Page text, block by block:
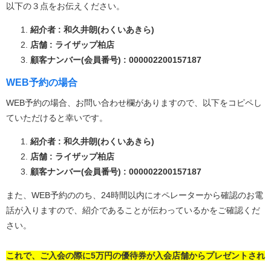
以下の３点をお伝えください。
紹介者 : 和久井朗(わくいあきら)
店舗 : ライザップ柏店
顧客ナンバー(会員番号) : 000002200157187
WEB予約の場合
WEB予約の場合、お問い合わせ欄がありますので、以下をコピペし
ていただけると幸いです。
紹介者 : 和久井朗(わくいあきら)
店舗 : ライザップ柏店
顧客ナンバー(会員番号) : 000002200157187
また、WEB予約ののち、24時間以内にオペレーターから確認のお電
話が入りますので、紹介であることが伝わっているかをご確認くだ
さい。
これで、ご入会の際に5万円の優待券が入会店舗からプレゼントされ